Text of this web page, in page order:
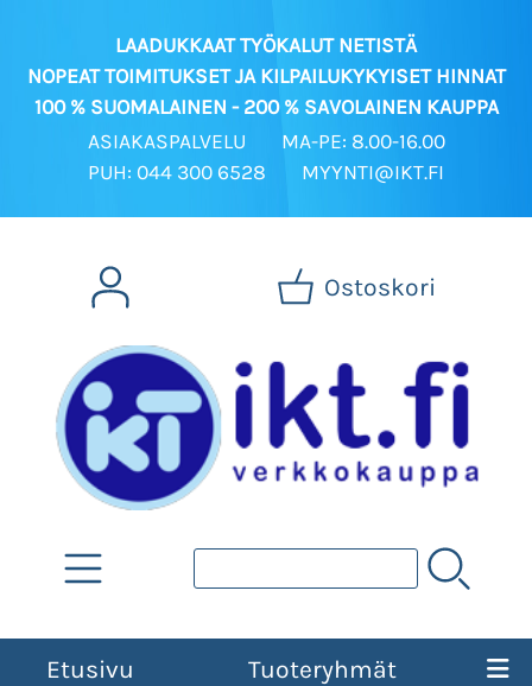
LAADUKKAAT TYÖKALUT NETISTÄ
NOPEAT TOIMITUKSET JA KILPAILUKYKYISET HINNAT
100 % SUOMALAINEN - 200 % SAVOLAINEN KAUPPA
ASIAKASPALVELU
MA-PE: 8.00-16.00
PUH: 044 300 6528
MYYNTI@IKT.FI
Ostoskori
Etusivu Tuoteryhmät